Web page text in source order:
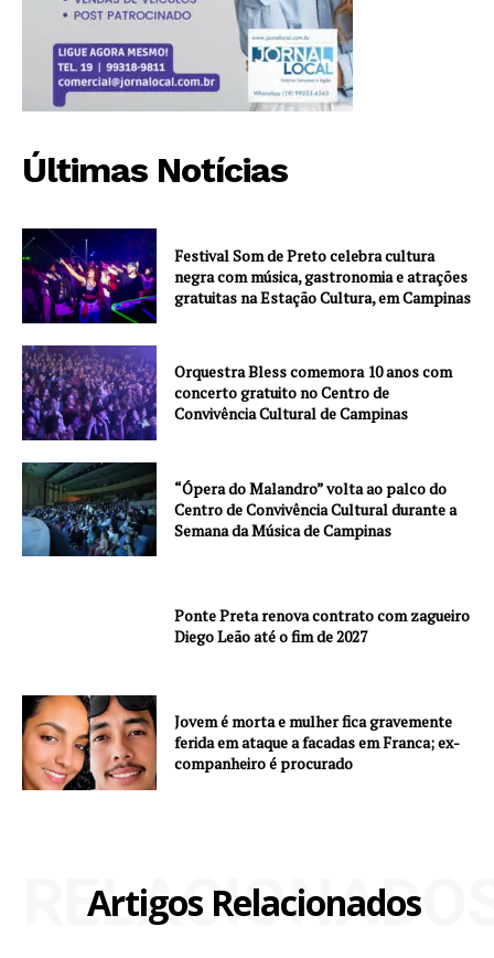
Últimas Notícias
Festival Som de Preto celebra cultura
negra com música, gastronomia e atrações
gratuitas na Estação Cultura, em Campinas
Orquestra Bless comemora 10 anos com
concerto gratuito no Centro de
Convivência Cultural de Campinas
“Ópera do Malandro” volta ao palco do
Centro de Convivência Cultural durante a
Semana da Música de Campinas
Ponte Preta renova contrato com zagueiro
Diego Leão até o fim de 2027
Jovem é morta e mulher fica gravemente
ferida em ataque a facadas em Franca; ex-
companheiro é procurado
Artigos Relacionados